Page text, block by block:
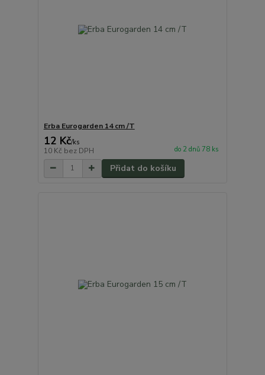
Erba Eurogarden 14 cm /T
12 Kč/ks
10 Kč bez DPH do 2 dnů 78 ks
Přidat do košíku